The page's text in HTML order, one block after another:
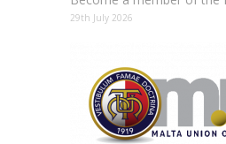
29th July 2026